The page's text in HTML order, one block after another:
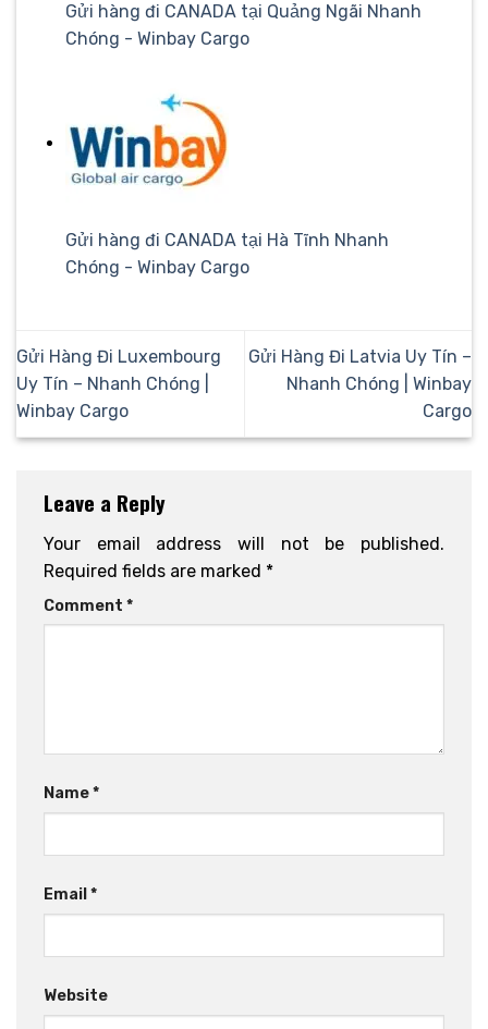
Gửi hàng đi CANADA tại Quảng Ngãi Nhanh
Chóng - Winbay Cargo
Gửi hàng đi CANADA tại Hà Tĩnh Nhanh
Chóng - Winbay Cargo
Gửi Hàng Đi Luxembourg
Uy Tín – Nhanh Chóng |
Winbay Cargo
Gửi Hàng Đi Latvia Uy Tín –
Nhanh Chóng | Winbay
Cargo
Leave a Reply
Your email address will not be published.
Required fields are marked *
Comment *
Name*
Email *
Website